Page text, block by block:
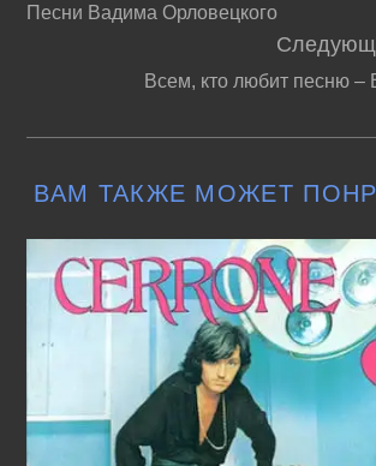
далее
Песни Вадима Орловецкого
Всем, кто любит песню –
ВАМ ТАКЖЕ МОЖЕТ